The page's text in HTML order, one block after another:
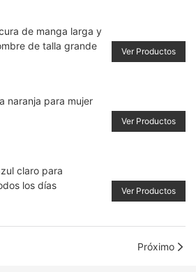
de manga larga y
de talla grande
Ver Productos
naranja para mujer
Ver Productos
claro para
los días
Ver Productos
Próximo